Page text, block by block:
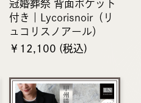
冠婚葬祭 背面ポケット
付き｜Lycorisnoir（リ
ュコリスノアール）
￥12,100 (税込)